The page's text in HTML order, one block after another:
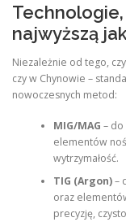
najwyższą
Niezależnie od tego,
czy w Chynowie –
nowoczesnych metod:
MIG/MAG – do
elementów
wytrzymałość.
TIG (Argon)–
oraz
precyzję,